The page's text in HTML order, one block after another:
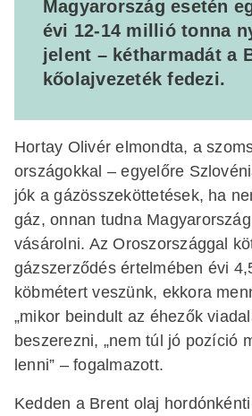
Magyarország esetén
évi 12-14 millió tonna
jelent – kétharmadát a
kőolajvezeték fedezi.
Hortay Olivér elmondta, a
országokkal – egyelőre
jók a gázösszeköttetések, ha
gáz, onnan tudna
vásárolni. Az Oroszországgal
gázszerződés értelmében évi
köbmétert veszünk, ekkora
„mikor beindult az éhezők
beszerezni, „nem túl jó pozíció
lenni” – fogalmazott.
Kedden a Brent olaj